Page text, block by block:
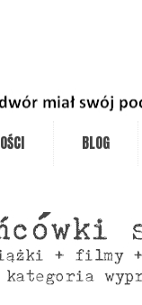
BLOG